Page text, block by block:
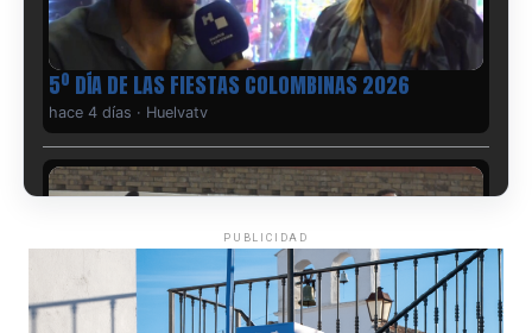
5º DÍA DE LAS FIESTAS COLOMBINAS 2026
hace 4 días · Huelvatv
PUBLICIDAD